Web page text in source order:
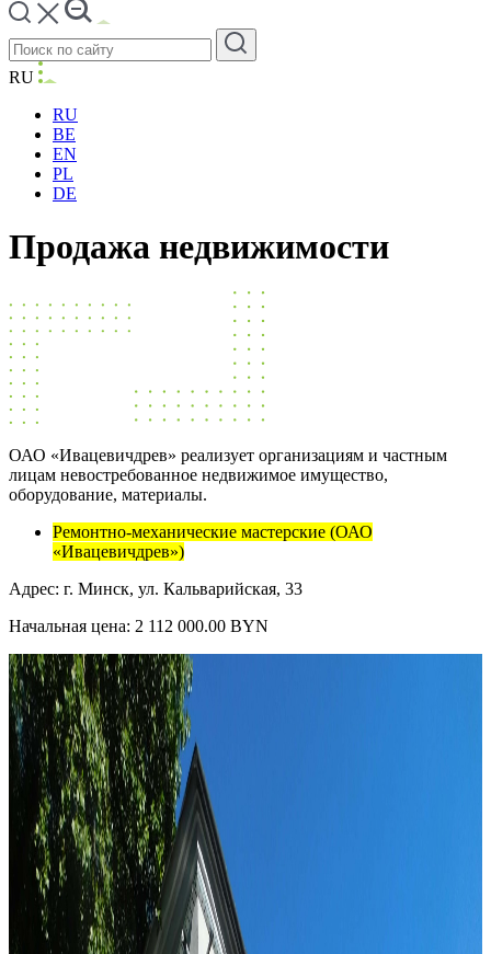
RU
RU
BE
EN
PL
DE
Продажа недвижимости
ОАО «Ивацевичдрев» реализует организациям и частным
лицам невостребованное недвижимое имущество,
оборудование, материалы.
Ремонтно-механические мастерские (ОАО
«Ивацевичдрев»)
Адрес: г. Минск, ул. Кальварийская, 33
Начальная цена: 2 112 000.00 BYN